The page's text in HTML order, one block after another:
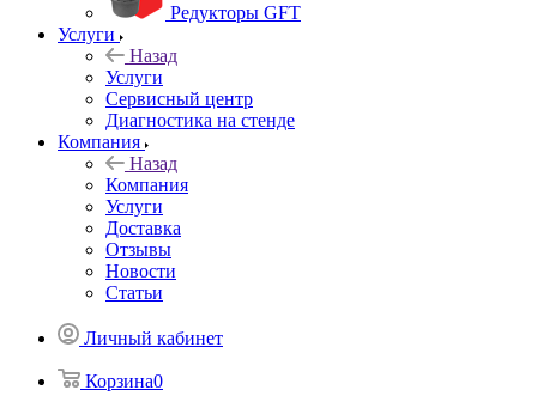
Редукторы GFT
Услуги
Назад
Услуги
Сервисный центр
Диагностика на стенде
Компания
Назад
Компания
Услуги
Доставка
Отзывы
Новости
Статьи
Личный кабинет
Корзина0